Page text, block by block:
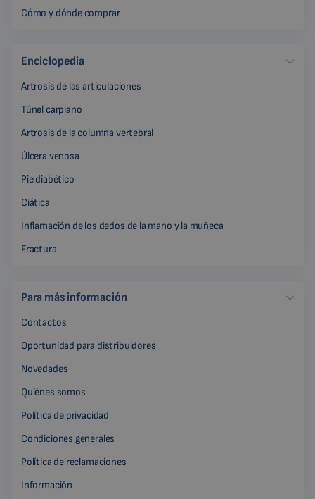
Cómo y dónde comprar
Enciclopedia
Artrosis de las articulaciones
Túnel carpiano
Artrosis de la columna vertebral
Úlcera venosa
Pie diabético
Ciática
Inflamación de los dedos de la mano y la muñeca
Fractura
Para más información
Contactos
Oportunidad para distribuidores
Novedades
Quiénes somos
Política de privacidad
Condiciones generales
Política de reclamaciones
Información